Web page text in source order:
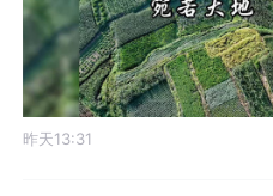
昨天13:31